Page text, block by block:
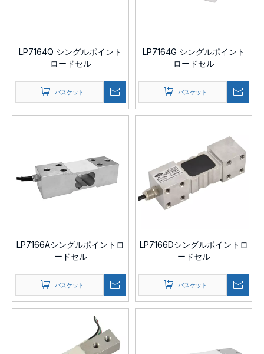
LP7164Q シングルポイント
ロードセル
バスケット
LP7164G シングルポイント
ロードセル
バスケット
LP7166Aシングルポイントロ
ードセル
バスケット
LP7166Dシングルポイントロ
ードセル
バスケット